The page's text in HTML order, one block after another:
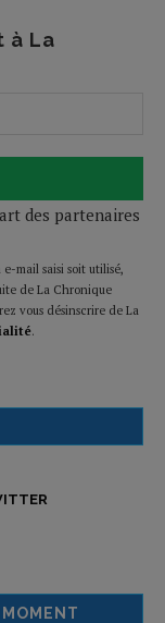
à La
des partenaires
mail saisi soit utilisé,
de La Chronique
vous désinscrire de La
.